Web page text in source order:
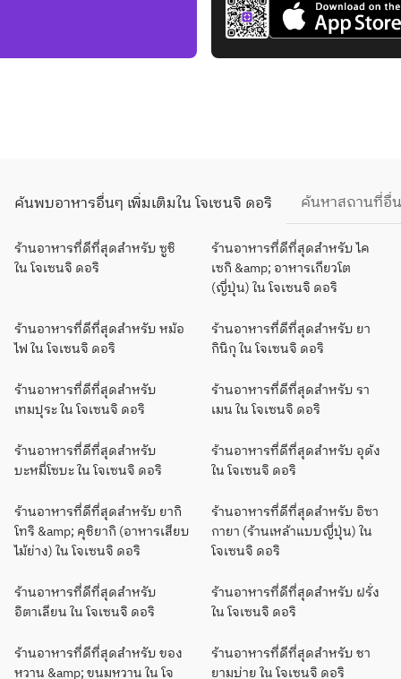
ค้นพบอาหารอื่นๆ เพิ่มเติมใน โจเซนจิ ดอริ ค้นหาสถานที่อื่
ร้านอาหารที่ดีที่สุดสำหรับ ซูชิ
ใน โจเซนจิ ดอริ
ร้านอาหารที่ดีที่สุดสำหรับ ไค
เซกิ &amp; อาหารเกียวโต
(ญี่ปุ่น) ใน โจเซนจิ ดอริ
ร้านอาหารที่ดีที่สุดสำหรับ หม้อ
ไฟ ใน โจเซนจิ ดอริ
ร้านอาหารที่ดีที่สุดสำหรับ ยา
กินิกุ ใน โจเซนจิ ดอริ
ร้านอาหารที่ดีที่สุดสำหรับ
เทมปุระ ใน โจเซนจิ ดอริ
ร้านอาหารที่ดีที่สุดสำหรับ รา
เมน ใน โจเซนจิ ดอริ
ร้านอาหารที่ดีที่สุดสำหรับ
บะหมี่โซบะ ใน โจเซนจิ ดอริ
ร้านอาหารที่ดีที่สุดสำหรับ อุด้ง
ใน โจเซนจิ ดอริ
ร้านอาหารที่ดีที่สุดสำหรับ ยากิ
โทริ &amp; คุชิยากิ (อาหารเสียบ
ไม้ย่าง) ใน โจเซนจิ ดอริ
ร้านอาหารที่ดีที่สุดสำหรับ อิซา
กายา (ร้านเหล้าแบบญี่ปุ่น) ใน
โจเซนจิ ดอริ
ร้านอาหารที่ดีที่สุดสำหรับ
อิตาเลียน ใน โจเซนจิ ดอริ
ร้านอาหารที่ดีที่สุดสำหรับ ฝรั่ง
ใน โจเซนจิ ดอริ
ร้านอาหารที่ดีที่สุดสำหรับ ของ
หวาน &amp; ขนมหวาน ใน โจ
ร้านอาหารที่ดีที่สุดสำหรับ ชา
ยามบ่าย ใน โจเซนจิ ดอริ